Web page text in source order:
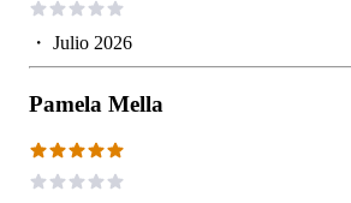
・ Julio 2026
Pamela Mella